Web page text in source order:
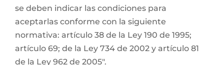
se deben indicar las condiciones para
aceptarlas conforme con la siguiente
normativa: artículo 38 de la Ley 190 de 1995;
artículo 69; de la Ley 734 de 2002 y artículo 81
de la Ley 962 de 2005".